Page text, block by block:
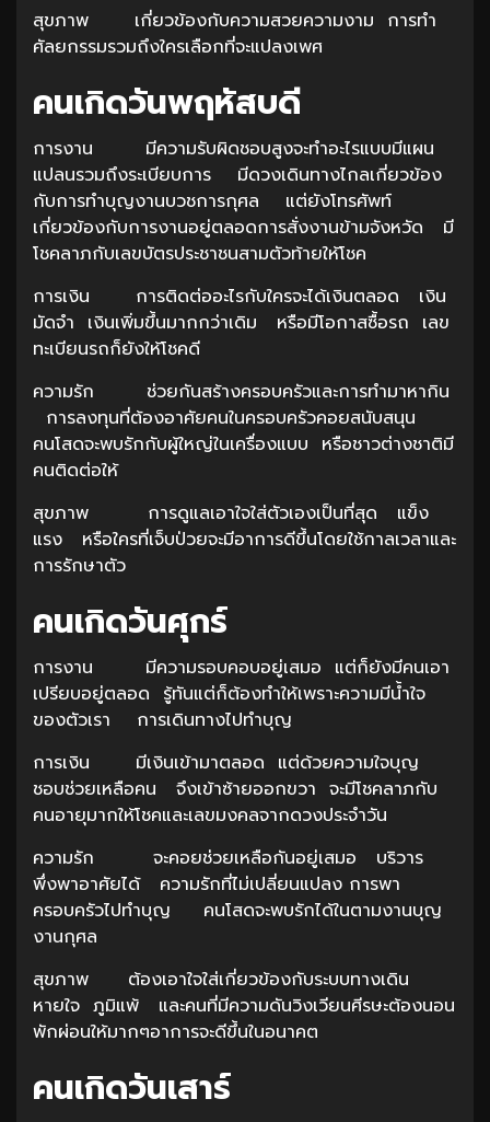
สุขภาพ เกี่ยวข้องกับความสวยความงาม การทำ
ศัลยกรรมรวมถึงใครเลือกที่จะแปลงเพศ
คนเกิดวันพฤหัสบดี
การงาน มีความรับผิดชอบสูงจะทำอะไรแบบมีแผน
แปลนรวมถึงระเบียบการ มีดวงเดินทางไกลเกี่ยวข้อง
กับการทำบุญงานบวชการกุศล แต่ยังโทรศัพท์
เกี่ยวข้องกับการงานอยู่ตลอดการสั่งงานข้ามจังหวัด มี
โชคลาภกับเลขบัตรประชาชนสามตัวท้ายให้โชค
การเงิน การติดต่ออะไรกับใครจะได้เงินตลอด เงิน
มัดจำ เงินเพิ่มขึ้นมากกว่าเดิม หรือมีโอกาสซื้อรถ เลข
ทะเบียนรถก็ยังให้โชคดี
ความรัก ช่วยกันสร้างครอบครัวและการทำมาหากิน
การลงทุนที่ต้องอาศัยคนในครอบครัวคอยสนับสนุน
คนโสดจะพบรักกับผู้ใหญ่ในเครื่องแบบ หรือชาวต่างชาติมี
คนติดต่อให้
สุขภาพ การดูแลเอาใจใส่ตัวเองเป็นที่สุด แข็ง
แรง หรือใครที่เจ็บป่วยจะมีอาการดีขึ้นโดยใช้กาลเวลาและ
การรักษาตัว
คนเกิดวันศุกร์
การงาน มีความรอบคอบอยู่เสมอ แต่ก็ยังมีคนเอา
เปรียบอยู่ตลอด รู้ทันแต่ก็ต้องทำให้เพราะความมีน้ำใจ
ของตัวเรา การเดินทางไปทำบุญ
การเงิน มีเงินเข้ามาตลอด แต่ด้วยความใจบุญ
ชอบช่วยเหลือคน จึงเข้าซ้ายออกขวา จะมีโชคลาภกับ
คนอายุมากให้โชคและเลขมงคลจากดวงประจำวัน
ความรัก จะคอยช่วยเหลือกันอยู่เสมอ บริวาร
พึ่งพาอาศัยได้ ความรักที่ไม่เปลี่ยนแปลง การพา
ครอบครัวไปทำบุญ คนโสดจะพบรักได้ในตามงานบุญ
งานกุศล
สุขภาพ ต้องเอาใจใส่เกี่ยวข้องกับระบบทางเดิน
หายใจ ภูมิแพ้ และคนที่มีความดันวิงเวียนศีรษะต้องนอน
พักผ่อนให้มากๆอาการจะดีขึ้นในอนาคต
คนเกิดวันเสาร์